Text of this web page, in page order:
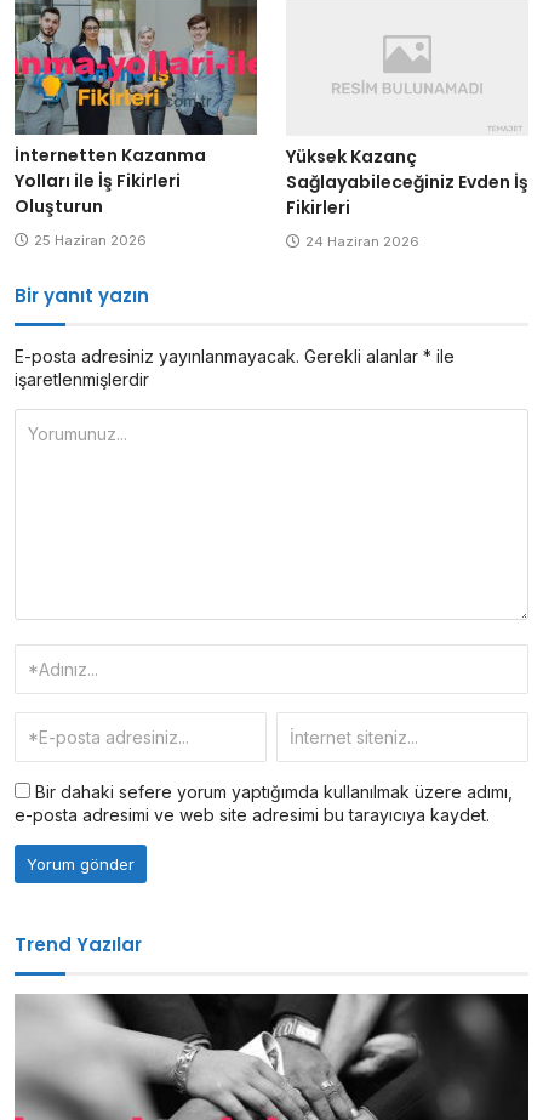
İnternetten Kazanma
Yolları ile İş Fikirleri
Oluşturun
25 Haziran 2026
Yüksek Kazanç
Sağlayabileceğiniz Evden İş
Fikirleri
24 Haziran 2026
Bir yanıt yazın
E-posta adresiniz yayınlanmayacak. Gerekli alanlar * ile
işaretlenmişlerdir
Bir dahaki sefere yorum yaptığımda kullanılmak üzere adımı,
e-posta adresimi ve web site adresimi bu tarayıcıya kaydet.
Trend Yazılar